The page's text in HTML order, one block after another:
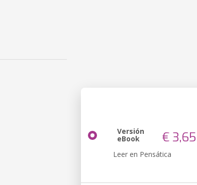
Versión
eBook € 3,65
Leer en Pensática